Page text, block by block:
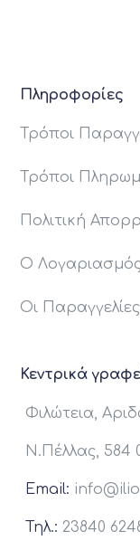
Πληροφορίες
Τρόποι
Τρόποι
Πολιτική
Ο
Οι Παραγγελίες
Κεντρικά
Φιλώτεια,
Ν.Πέλλας, 584
Email:
Τηλ.: 23840